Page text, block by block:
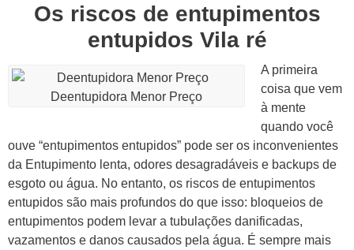
Os riscos de entupimentos
entupidos Vila ré
Deentupidora Menor Preço
A primeira
coisa que vem
à mente
quando você
ouve “entupimentos entupidos” pode ser os inconvenientes
da Entupimento lenta, odores desagradáveis e backups de
esgoto ou água. No entanto, os riscos de entupimentos
entupidos são mais profundos do que isso: bloqueios de
entupimentos podem levar a tubulações danificadas,
vazamentos e danos causados pela água. É sempre mais